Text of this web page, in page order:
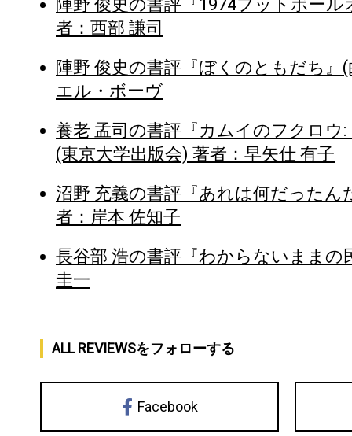
陣野 俊史の書評『1974フットボー
者：西部 謙司
陣野 俊史の書評『ぼくのともだち』
エル・ボーヴ
養老 孟司の書評『カムイのフクロウ
(東京大学出版会) 著者：早矢仕 有子
沼野 充義の書評『あれは何だったん
者：岸本 佐知子
長谷部 浩の書評『わからないままの
圭一
ALL REVIEWSをフォローする
Facebook